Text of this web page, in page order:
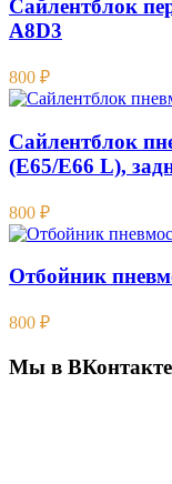
Сайлентблок
A8D3
800 ₽
Сайлентблок
(E65/E66 L),
800 ₽
Отбойник
800 ₽
Мы в ВКонтакте